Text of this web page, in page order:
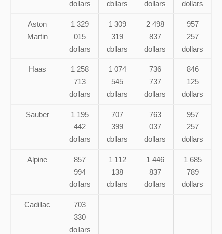
dollars dollars dollars dollars
Aston
Martin
1 329
015
dollars
1 309
319
dollars
2 498
837
dollars
957
257
dollars
Haas
1 258
713
dollars
1 074
545
dollars
736
737
dollars
846
125
dollars
Sauber
1 195
442
dollars
707
399
dollars
763
037
dollars
957
257
dollars
Alpine
857
994
dollars
1 112
138
dollars
1 446
837
dollars
1 685
789
dollars
Cadillac
703
330
dollars